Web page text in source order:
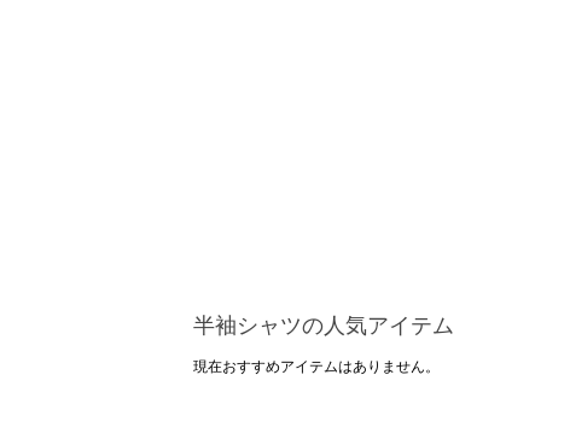
半袖シャツの人気アイテム
現在おすすめアイテムはありません。